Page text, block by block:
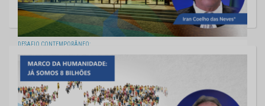
DESAFIO CONTEMPORÂNEO:
A RELEVÂNCIA INSTITUCIONAL DO TCE-MS
25/11/2022